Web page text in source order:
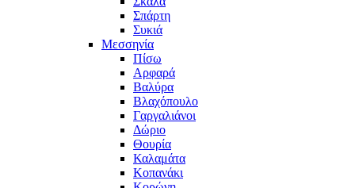
Σπάρτη
Συκιά
Μεσσηνία
Πίσω
Αρφαρά
Βαλύρα
Βλαχόπουλο
Γαργαλιάνοι
Δώριο
Θουρία
Καλαμάτα
Κοπανάκι